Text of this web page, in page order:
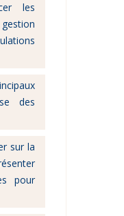
les
des
sur la
pour